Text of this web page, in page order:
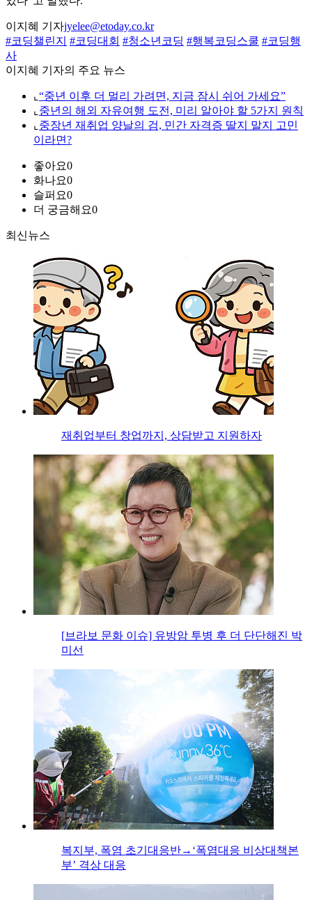
이지혜 기자jyelee@etoday.co.kr
#코딩챌린지 #코딩대회 #청소년코딩 #행복코딩스쿨 #코딩행
사
이지혜 기자의 주요 뉴스
⌞ “중년 이후 더 멀리 가려면, 지금 잠시 쉬어 가세요”
⌞ 중년의 해외 자유여행 도전, 미리 알아야 할 5가지 원칙
⌞ 중장년 재취업 양날의 검, 민간 자격증 딸지 말지 고민
이라면?
좋아요0
화나요0
슬퍼요0
더 궁금해요0
최신뉴스
재취업부터 창업까지, 상담받고 지원하자
[브라보 문화 이슈] 유방암 투병 후 더 단단해진 박
미선
복지부, 폭염 초기대응반→‘폭염대응 비상대책본
부’ 격상 대응